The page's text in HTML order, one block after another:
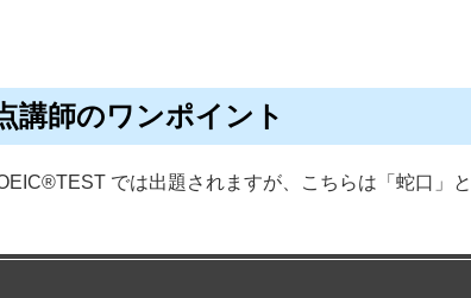
講師のワンポイント
では出題されますが、こちらは「蛇口」と